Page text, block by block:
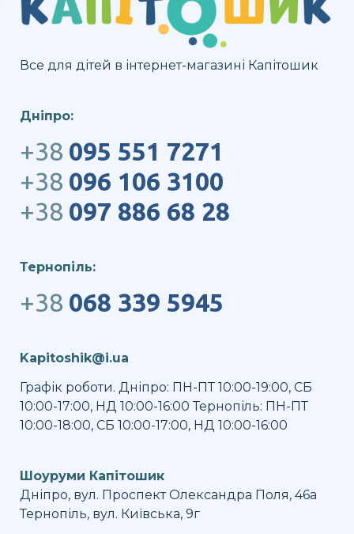
Все для дітей в інтернет-магазині Капітошик
Дніпро:
+38 095 551 7271
+38 096 106 3100
+38 097 886 68 28
Тернопіль:
+38 068 339 5945
Kapitoshik@i.ua
Графік роботи. Дніпро: ПН-ПТ 10:00-19:00, СБ
10:00-17:00, НД 10:00-16:00 Тернопіль: ПН-ПТ
10:00-18:00, СБ 10:00-17:00, НД 10:00-16:00
Шоуруми Капітошик
Дніпро, вул. Проспект Олександра Поля, 46а
Тернопіль, вул. Київська, 9г